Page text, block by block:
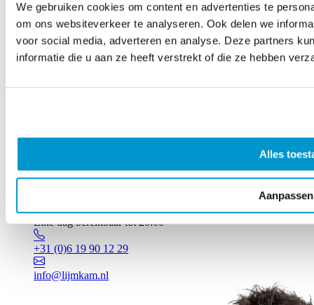
We gebruiken cookies om content en advertenties te
om ons websiteverkeer te analyseren. Ook delen we
voor social media, adverteren en analyse. Deze partners
informatie die u aan ze heeft verstrekt of die ze hebben
Alles
Aanpassen
Elke dag bereikbaar tot 20:00
+31 (0)6 19 90 12 29
info@lijmkam.nl